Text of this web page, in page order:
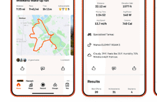
Technologies